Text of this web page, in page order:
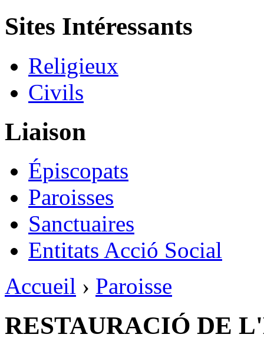
Sites Intéressants
Religieux
Civils
Liaison
Épiscopats
Paroisses
Sanctuaires
Entitats Acció Social
Accueil › Paroisse
RESTAURACIÓ DE